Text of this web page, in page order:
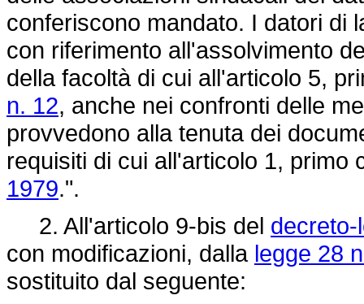
conferiscono mandato. I datori di
con riferimento all'assolvimento
della facoltà di cui all'articolo 5,
n. 12, anche nei confronti delle
provvedono alla tenuta dei
requisiti di cui all'articolo 1, primo
1979.".
2. All'articolo 9-bis del decreto-
con modificazioni, dalla legge 28
sostituito dal seguente: